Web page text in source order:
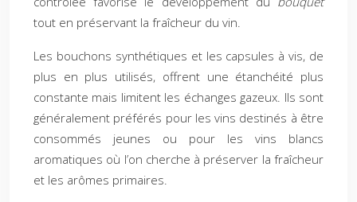
tout en préservant la fraîcheur du vin.
Les bouchons synthétiques et les capsules à vis, de
plus en plus utilisés, offrent une étanchéité plus
constante mais limitent les échanges gazeux. Ils sont
généralement préférés pour les vins destinés à être
consommés jeunes ou pour les vins blancs
aromatiques où l’on cherche à préserver la fraîcheur
et les arômes primaires.